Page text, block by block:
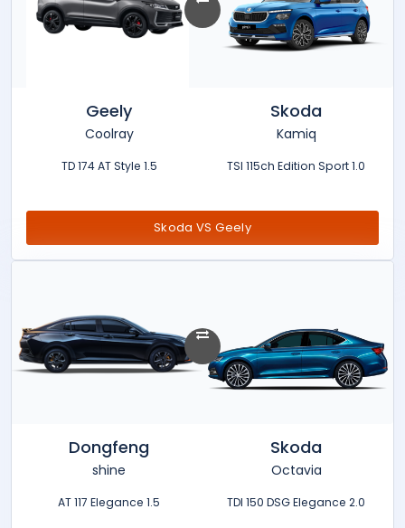
Skoda
Kamiq
1.0 TSI 115ch Edition Sport
Geely
Coolray
1.5 TD 174 AT Style
Skoda VS Geely
Skoda
Octavia
2.0 TDI 150 DSG Elegance
Dongfeng
shine
1.5 AT 117 Elegance